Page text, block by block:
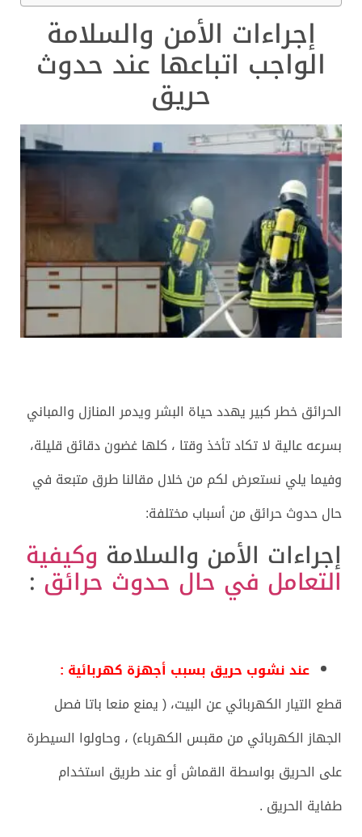
إجراءات الأمن والسلامة
الواجب اتباعها عند حدوث
حريق
الحرائق خطر كبير يهدد حياة البشر ويدمر المنازل والمباني
بسرعه عالية لا تكاد تأخذ وقتا ، كلها غضون دقائق قليلة،
وفيما يلي نستعرض لكم من خلال مقالنا طرق متبعة في
حال حدوث حرائق من أسباب مختلفة:
إجراءات الأمن والسلامة وكيفية
التعامل في حال حدوث حرائق:
عند نشوب حريق بسبب أجهزة كهربائية :
قطع التيار الكهربائي عن البيت، ( يمنع منعا باتا فصل
الجهاز الكهربائي من مقبس الكهرباء) ، وحاولوا السيطرة
على الحريق بواسطة القماش أو عند طريق استخدام
طفاية الحريق .